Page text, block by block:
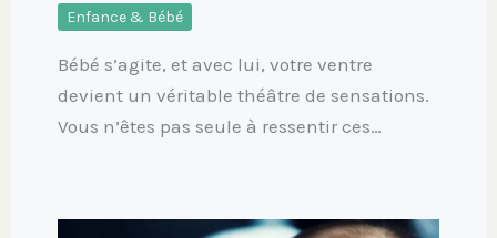
Enfance & Bébé
Bébé s’agite, et avec lui, votre ventre
devient un véritable théâtre de sensations.
Vous n’êtes pas seule à ressentir ces…